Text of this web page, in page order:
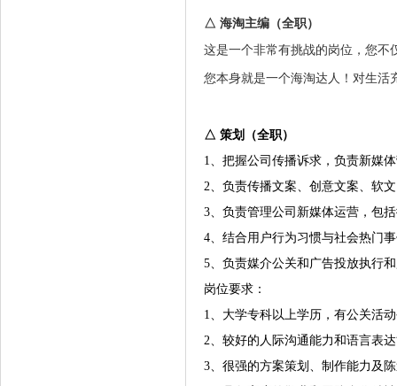
△ 海淘主编（全职）
这是一个非常有挑战的岗位，您不
您本身就是一个海淘达人！对生活
△ 策划（全职）
1、把握公司传播诉求，负责新媒
2、负责传播文案、创意文案、软
3、负责管理公司新媒体运营，包
4、结合用户行为习惯与社会热门
5、负责媒介公关和广告投放执行
岗位要求：
1、大学专科以上学历，有公关活
2、较好的人际沟通能力和语言表
3、很强的方案策划、制作能力及